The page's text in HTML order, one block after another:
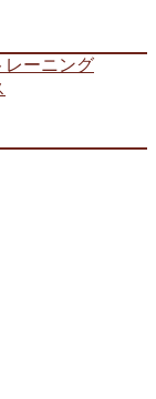
レーニング